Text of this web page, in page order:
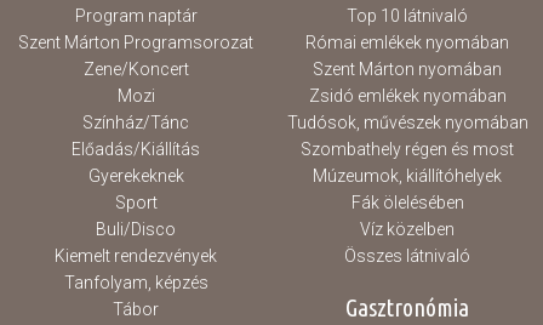
Program naptár
Szent Márton Programsorozat
Zene/Koncert
Mozi
Színház/Tánc
Előadás/Kiállítás
Gyerekeknek
Sport
Buli/Disco
Kiemelt rendezvények
Tanfolyam, képzés
Tábor
Top 10 látnivaló
Római emlékek nyomában
Szent Márton nyomában
Zsidó emlékek nyomában
Tudósok, művészek nyomában
Szombathely régen és most
Múzeumok, kiállítóhelyek
Fák ölelésében
Víz közelben
Összes látnivaló
Gasztronómia